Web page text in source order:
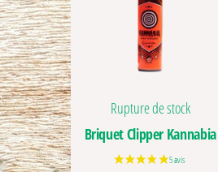
Rupture de stock
Briquet Clipper Kannabia